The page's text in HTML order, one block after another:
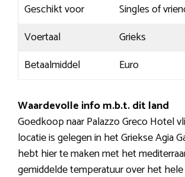
Geschikt voor
Singles of
Voertaal
Grieks
Betaalmiddel
Euro
Waardevolle info m.b.t. dit land
Goedkoop naar Palazzo Greco Hotel
locatie is gelegen in het Griekse Agia
hebt hier te maken met het
gemiddelde temperatuur over het